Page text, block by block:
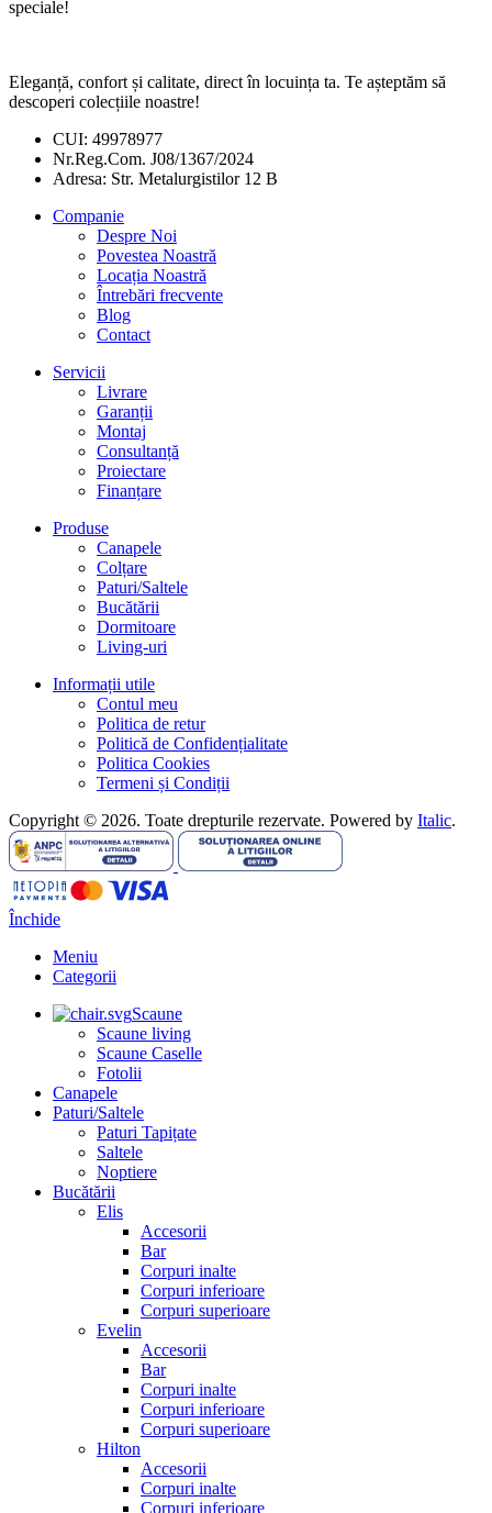
speciale!
Eleganță, confort și calitate, direct în locuința ta. Te așteptăm să
descoperi colecțiile noastre!
CUI: 49978977
Nr.Reg.Com. J08/1367/2024
Adresa: Str. Metalurgistilor 12 B
Companie
Despre Noi
Povestea Noastră
Locația Noastră
Întrebări frecvente
Blog
Contact
Servicii
Livrare
Garanții
Montaj
Consultanță
Proiectare
Finanțare
Produse
Canapele
Colțare
Paturi/Saltele
Bucătării
Dormitoare
Living-uri
Informații utile
Contul meu
Politica de retur
Politică de Confidențialitate
Politica Cookies
Termeni și Condiții
Copyright © 2026. Toate drepturile rezervate. Powered by Italic.
Închide
Meniu
Categorii
Scaune
Scaune living
Scaune Caselle
Fotolii
Canapele
Paturi/Saltele
Paturi Tapițate
Saltele
Noptiere
Bucătării
Elis
Accesorii
Bar
Corpuri inalte
Corpuri inferioare
Corpuri superioare
Evelin
Accesorii
Bar
Corpuri inalte
Corpuri inferioare
Corpuri superioare
Hilton
Accesorii
Corpuri inalte
Corpuri inferioare